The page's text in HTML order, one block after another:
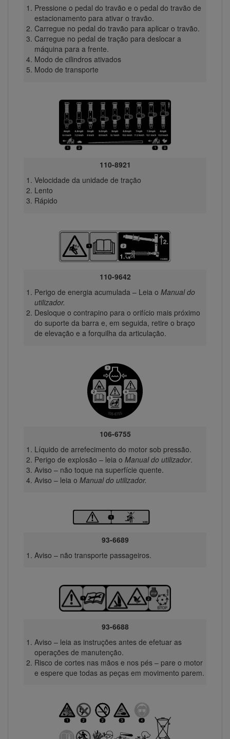
Pressione o pedal do travão e o pedal do travão de
estacionamento para ativar o travão.
Carregue no pedal do travão para aplicar o travão.
Carregue no pedal de tração para deslocar a
máquina para a frente.
Modo de cilindros ativados
Modo de transporte
110-8921
Velocidade da unidade de tração
Lento
Rápido
110-9642
Perigo de energia acumulada – Leia o Manual do
utilizador.
Desloque o contrapino para o orifício mais próximo
do suporte da barra e, em seguida, retire o braço
de elevação e a forquilha da articulação.
106-6755
Líquido de arrefecimento do motor sob pressão.
Perigo de explosão – leia o Manual do utilizador.
Aviso – não toque na superfície quente.
Aviso – leia o Manual do utilizador.
93-6689
Aviso – não transporte passageiros.
93-6688
Aviso – leia as instruções antes de efetuar as
operações de manutenção.
Risco de cortes nas mãos e nos pés – pare o motor
e espere que todas as peças em movimento parem.